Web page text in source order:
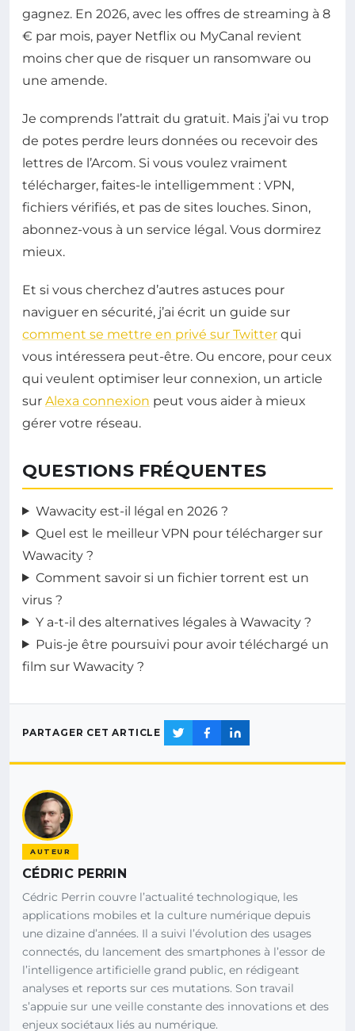
gagnez. En 2026, avec les offres de streaming à 8
€ par mois, payer Netflix ou MyCanal revient
moins cher que de risquer un ransomware ou
une amende.
Je comprends l’attrait du gratuit. Mais j’ai vu trop
de potes perdre leurs données ou recevoir des
lettres de l’Arcom. Si vous voulez vraiment
télécharger, faites-le intelligemment : VPN,
fichiers vérifiés, et pas de sites louches. Sinon,
abonnez-vous à un service légal. Vous dormirez
mieux.
Et si vous cherchez d’autres astuces pour
naviguer en sécurité, j’ai écrit un guide sur
comment se mettre en privé sur Twitter qui
vous intéressera peut-être. Ou encore, pour ceux
qui veulent optimiser leur connexion, un article
sur Alexa connexion peut vous aider à mieux
gérer votre réseau.
QUESTIONS FRÉQUENTES
Wawacity est-il légal en 2026 ?
Quel est le meilleur VPN pour télécharger sur
Wawacity ?
Comment savoir si un fichier torrent est un
virus ?
Y a-t-il des alternatives légales à Wawacity ?
Puis-je être poursuivi pour avoir téléchargé un
film sur Wawacity ?
PARTAGER CET ARTICLE
AUTEUR
CÉDRIC PERRIN
Cédric Perrin couvre l’actualité technologique, les
applications mobiles et la culture numérique depuis
une dizaine d’années. Il a suivi l’évolution des usages
connectés, du lancement des smartphones à l’essor de
l’intelligence artificielle grand public, en rédigeant
analyses et reports sur ces mutations. Son travail
s’appuie sur une veille constante des innovations et des
enjeux sociétaux liés au numérique.